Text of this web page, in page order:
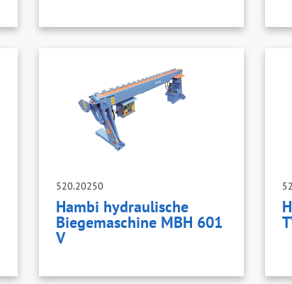
520.20250
Hambi hydraulische
Biegemaschine MBH 601
V